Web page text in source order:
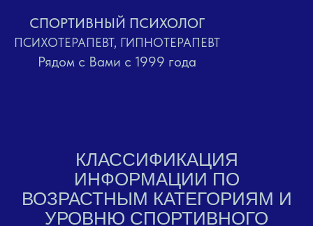
СПОРТИВНЫЙ ПСИХОЛОГ
ПСИХОТЕРАПЕВТ, ГИПНОТЕРАПЕВТ
Рядом с Вами с 1999 года
КЛАССИФИКАЦИЯ
ИНФОРМАЦИИ ПО
ВОЗРАСТНЫМ КАТЕГОРИЯМ И
УРОВНЮ СПОРТИВНОГО